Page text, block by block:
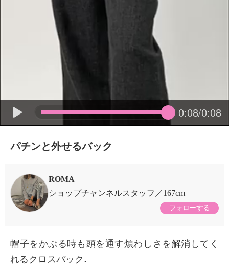
0:08/0:08
パチンと外せるバック
ROMA
ショップチャンネルスタッフ
167cm
フォローする
帽子をかぶる時も頭を通す煩わしさを解消してく
れるクロスバック♩